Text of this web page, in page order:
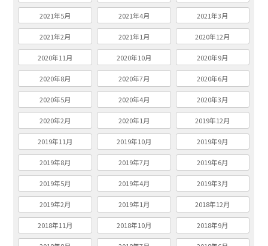
2021年5月 2021年4月 2021年3月
2021年2月 2021年1月 2020年12月
2020年11月 2020年10月 2020年9月
2020年8月 2020年7月 2020年6月
2020年5月 2020年4月 2020年3月
2020年2月 2020年1月 2019年12月
2019年11月 2019年10月 2019年9月
2019年8月 2019年7月 2019年6月
2019年5月 2019年4月 2019年3月
2019年2月 2019年1月 2018年12月
2018年11月 2018年10月 2018年9月